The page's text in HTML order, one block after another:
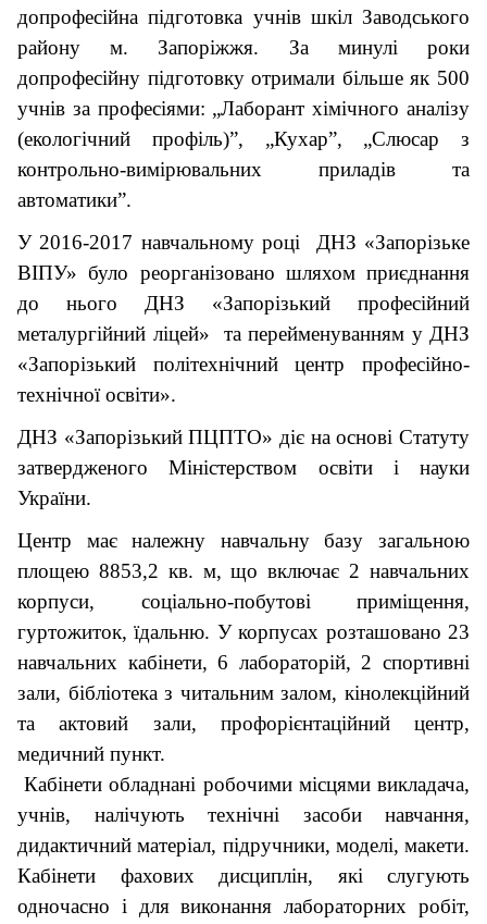
допрофесійна підготовка учнів шкіл Заводського
району м. Запоріжжя. За минулі роки
допрофесійну підготовку отримали більше як 500
учнів за професіями: „Лаборант хімічного аналізу
(екологічний профіль)”, „Кухар”, „Слюсар з
контрольно-вимірювальних приладів та
автоматики”.
У 2016-2017 навчальному році ДНЗ «Запорізьке
ВІПУ» було реорганізовано шляхом приєднання
до нього ДНЗ «Запорізький професійний
металургійний ліцей» та перейменуванням у ДНЗ
«Запорізький політехнічний центр професійно-
технічної освіти».
ДНЗ «Запорізький ПЦПТО» діє на основі Статуту
затвердженого Міністерством освіти і науки
України.
Центр має належну навчальну базу загальною
площею 8853,2 кв. м, що включає 2 навчальних
корпуси, соціально-побутові приміщення,
гуртожиток, їдальню. У корпусах розташовано 23
навчальних кабінети, 6 лабораторій, 2 спортивні
зали, бібліотека з читальним залом, кінолекційний
та актовий зали, профорієнтаційний центр,
медичний пункт.
Кабінети обладнані робочими місцями викладача,
учнів, налічують технічні засоби навчання,
дидактичний матеріал, підручники, моделі, макети.
Кабінети фахових дисциплін, які слугують
одночасно і для виконання лабораторних робіт,